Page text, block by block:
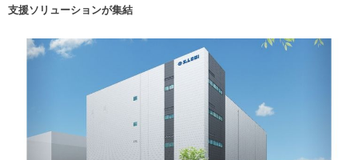
支援ソリューションが集結